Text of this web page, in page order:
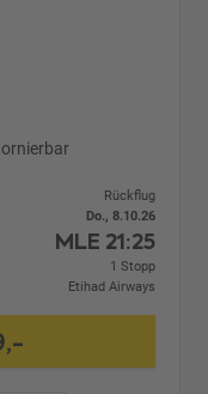
Rückflug
Do., 8.10.26
MLE 21:25
1 Stopp
Etihad Airways